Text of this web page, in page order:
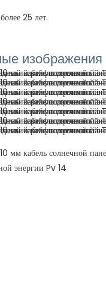
изображения